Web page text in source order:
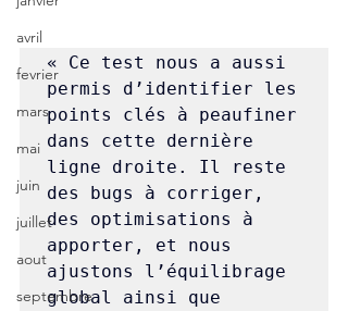
avril
fevrier
mars
mai
juin
juillet
aout
septembre
« Ce test nous a aussi
permis d’identifier les
points clés à peaufiner
dans cette dernière
ligne droite. Il reste
des bugs à corriger,
des optimisations à
apporter, et nous
ajustons l’équilibrage
global ainsi que